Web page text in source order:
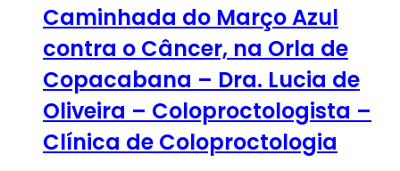
Caminhada do Março Azul
contra o Câncer, na Orla de
Copacabana – Dra. Lucia de
Oliveira – Coloproctologista –
Clínica de Coloproctologia